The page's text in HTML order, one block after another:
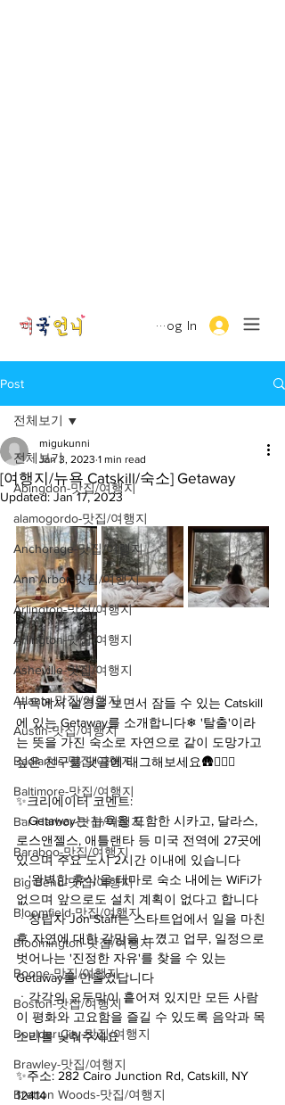
Log In
Post
전체보기
Abingdon-맛집/여행지
alamogordo-맛집/여행지
Anchorage-맛집/여행지
Ann Arbor-맛집/여행지
Arlington-맛집/여행지
Arlington-맛집/여행지
Asheville-맛집/여행지
Atlanta-맛집/여행지
Austin-맛집/여행지
Badlands-맛집/여행지
Baltimore-맛집/여행지
Bar Harbor-맛집/여행지
Baraboo-맛집/여행지
Big Bend-맛집/여행지
Bloomfield-맛집/여행지
Bloomington-맛집/여행지
Boone-맛집/여행지
Boston-맛집/여행지
Boulder City-맛집/여행지
Brawley-맛집/여행지
Bretton Woods-맛집/여행지
전체보기
[여행지/뉴욕 Catskill/숙소] Getaway
migukunni
Jan 3, 2023 1 min read
Updated:Jan 17, 2023
뉴욕에서 설경을 보면서 잠들 수 있는 Catskill
에 있는 Getaway를 소개합니다❄ '탈출'이라
는 뜻을 가진 숙소로 자연으로 같이 도망가고
싶은 친구를 댓글에 태그해보세요🛖👩‍❤️‍👨
✨크리에이터 코멘트:
ㆍGetaway는 뉴욕을 포함한 시카고, 달라스,
로스앤젤스, 애틀랜타 등 미국 전역에 27곳에
있으며 주요 도시 2시간 이내에 있습니다
ㆍ'완벽한 휴식'을 테마로 숙소 내에는 WiFi가
없으며 앞으로도 설치 계획이 없다고 합니다
ㆍ창립자 Jon Staff는 스타트업에서 일을 마친
후 자연에 대한 갈망을 느꼈고 업무, 일정으로
벗어나는 '진정한 자유'를 찾을 수 있는
Getaway를 만들었답니다
ㆍ각각의 오두막이 흩어져 있지만 모든 사람
이 평화와 고요함을 즐길 수 있도록 음악과 목
소리를 낮춰주세요
✨주소: 282 Cairo Junction Rd, Catskill, NY
12414